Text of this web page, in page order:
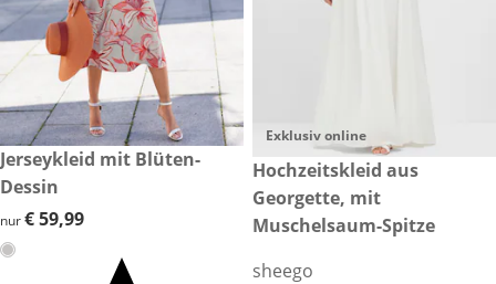
€ 59,99
Jerseykleid mit Blüten-
Dessin
€ 59,99
nur€ 59,99
Exklusiv online
€ 209,00
Hochzeitskleid aus
Georgette, mit
Muschelsaum-Spitze
sheego